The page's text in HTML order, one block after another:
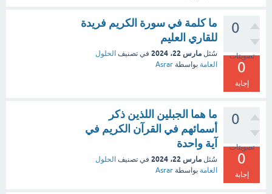
0
تصويتات
0
إجابة
ما كلمة في سورة الكريم فريدة
للقاري العليم
سُئل مارس 22، 2024 في تصنيف الحلول
العامة بواسطة Asrar
0
تصويتات
0
إجابة
ما هما الجبلين اللذين ذكر
أسمائهم في القرآن الكريم في
آية واحدة
سُئل مارس 22، 2024 في تصنيف الحلول
العامة بواسطة Asrar